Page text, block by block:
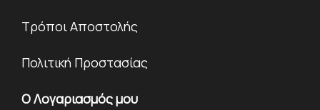
Τρόποι Αποστολής
Πολιτική Προστασίας
Ο Λογαριασμός μου